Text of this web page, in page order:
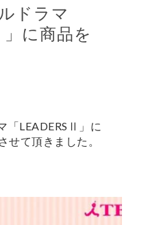
ドラマ
」に商品を
「LEADERSⅡ」に
せて頂きました。